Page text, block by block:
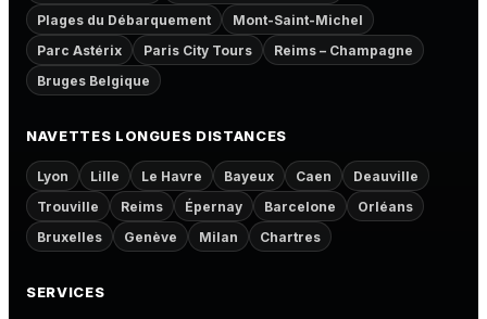
Plages du Débarquement
Mont-Saint-Michel
Parc Astérix
Paris City Tours
Reims – Champagne
Bruges Belgique
NAVETTES LONGUES DISTANCES
Lyon Lille Le Havre Bayeux Caen
Deauville
Trouville
Reims Épernay Barcelone
Orléans
Bruxelles
Genève Milan Chartres
SERVICES